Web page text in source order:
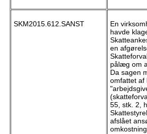
SKM2015.612.SANST
En
havde
en
pålæg om
Da sagen
omfattet af
55, stk. 2,
afslået